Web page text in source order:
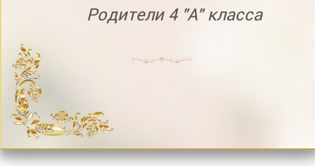
Родители 4 "А" класса